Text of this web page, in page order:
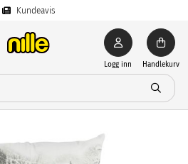
Kundeavis
Logg inn Handlekurv